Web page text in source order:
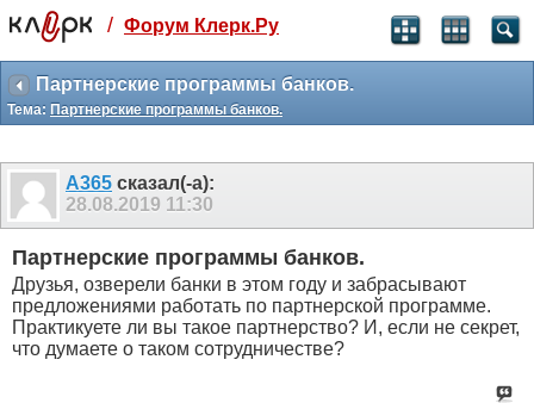
Святые угодники, Клерк без рекламы
прекрасен:)
месяц
3 месяца
259
₽
-10%
499 ₽
-15%
Отмена Оплатить
/ Форум Клерк.Ру
Партнерские программы банков.
Тема: Партнерские программы банков.
А365 сказал(-а):
28.08.2019 11:30
Партнерские программы банков.
Друзья, озверели банки в этом году и забрасывают
предложениями работать по партнерской программе.
Практикуете ли вы такое партнерство? И, если не секрет,
что думаете о таком сотрудничестве?